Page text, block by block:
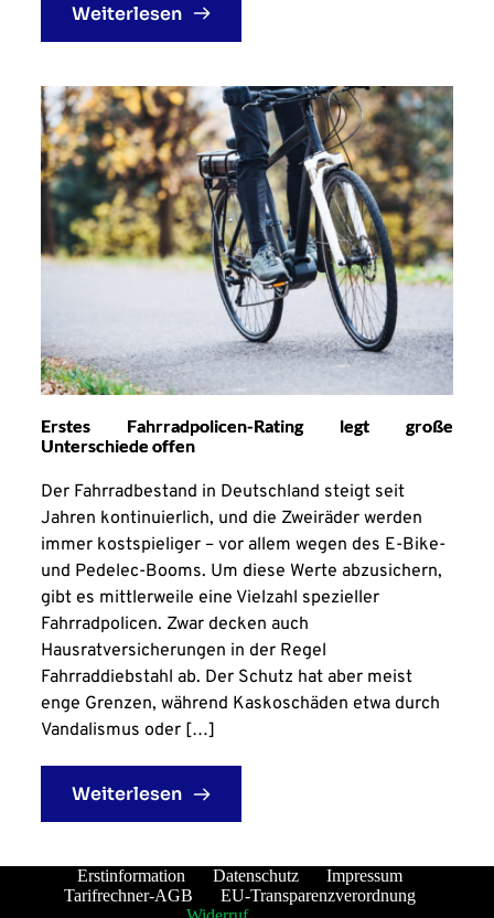
Weiterlesen
Erstes Fahrradpolicen-Rating legt große
Unterschiede offen
Der Fahrradbestand in Deutschland steigt seit
Jahren kontinuierlich, und die Zweiräder werden
immer kostspieliger – vor allem wegen des E-Bike-
und Pedelec-Booms. Um diese Werte abzusichern,
gibt es mittlerweile eine Vielzahl spezieller
Fahrradpolicen. Zwar decken auch
Hausratversicherungen in der Regel
Fahrraddiebstahl ab. Der Schutz hat aber meist
enge Grenzen, während Kaskoschäden etwa durch
Vandalismus oder […]
Weiterlesen
Erstinformation Datenschutz
Impressum
Tarifrechner-AGB
EU-Transparenzverordnung